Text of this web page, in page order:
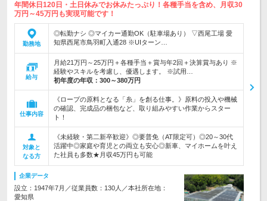
年間休日120日・土日休みでお休みたっぷり！各種手当を含め、月収30
万円～45万円も実現可能です！
勤務地
◎転勤ナシ ◎マイカー通勤OK（駐車場あり） ▽西尾工場 愛
知県西尾市鳥羽町入通28 ※UIターン…
給与
月給21万円～25万円＋各種手当＋賞与年2回＋決算賞与あり ※
経験やスキルを考慮し、優遇します。 ※試用…
初年度の年収： 300～380万円
仕事内容
《ロープの原料となる「糸」を創る仕事。》原料の投入や機械
の確認、完成品の梱包など、取り組みやすい作業からスター
ト！
対象と
なる方
《未経験・第二新卒歓迎》◎要普免（AT限定可）◎20～30代
活躍中◎家庭や育児との両立も安心◎新車、マイホームを叶え
た社員も多数★月収45万円も可能
企業データ
設立：1947年7月／従業員数：130人／本社所在地：
愛知県